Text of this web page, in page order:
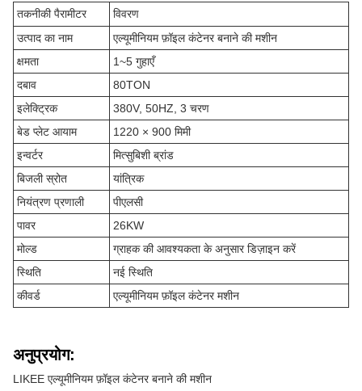
तकनीकी पैरामीटर
विवरण
उत्पाद का नाम
एल्यूमीनियम फ़ॉइल कंटेनर बनाने की मशीन
क्षमता
1~5 गुहाएँ
दबाव
80TON
इलेक्ट्रिक
380V, 50HZ, 3 चरण
बेड प्लेट आयाम
1220 × 900 मिमी
इन्वर्टर
मित्सुबिशी ब्रांड
बिजली स्रोत
यांत्रिक
नियंत्रण प्रणाली
पीएलसी
पावर
26KW
मोल्ड
ग्राहक की आवश्यकता के अनुसार डिज़ाइन करें
स्थिति
नई स्थिति
कीवर्ड
एल्यूमीनियम फ़ॉइल कंटेनर मशीन
अनुप्रयोग:
LIKEE एल्यूमीनियम फ़ॉइल कंटेनर बनाने की मशीन